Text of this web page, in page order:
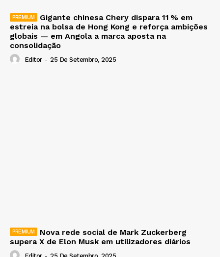
Gigante chinesa Chery dispara 11 % em
estreia na bolsa de Hong Kong e reforça ambições
globais — em Angola a marca aposta na
consolidação
Editor - 25 De Setembro, 2025
Nova rede social de Mark Zuckerberg
supera X de Elon Musk em utilizadores diários